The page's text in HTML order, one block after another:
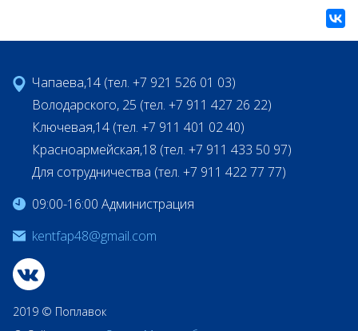
Чапаева,14 (тел. +7 921 526 01 03)
Володарского, 25 (тел. +7 911 427 26 22)
Ключевая,14 (тел. +7 911 401 02 40)
Красноармейская,18 (тел. +7 911 433 50 97)
Для сотрудничества (тел. +7 911 422 77 77)
09:00-16:00 Администрация
kentfap48@gmail.com
2019 © Поплавок